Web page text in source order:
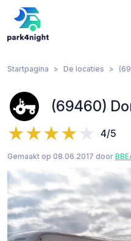
Startpagina De locaties
(69460)
4/5
Gemaakt op 08.06.2017 door